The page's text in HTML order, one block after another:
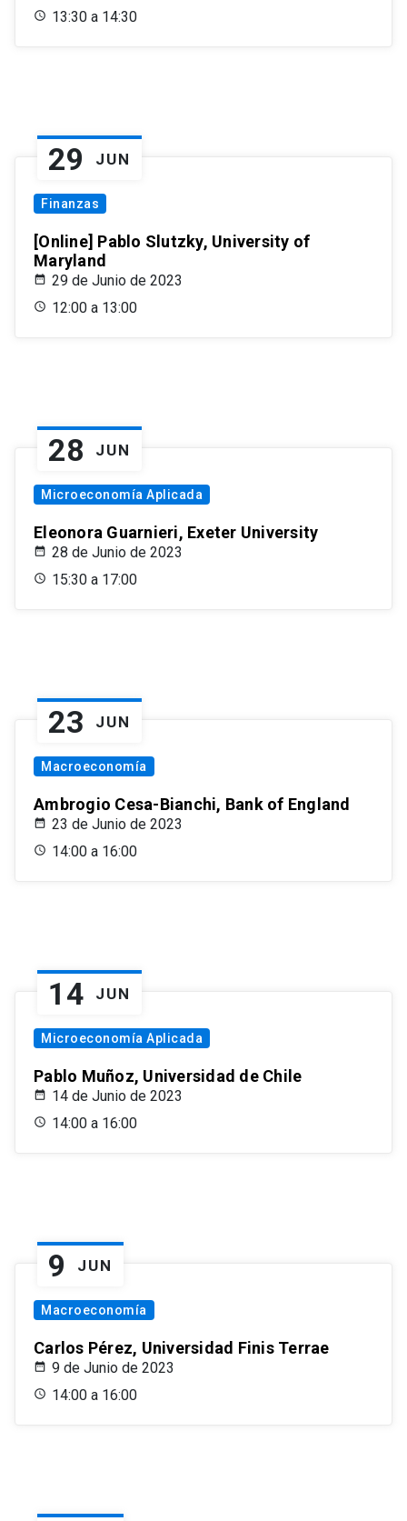
13:30 a 14:30
29 JUN
Finanzas
[Online] Pablo Slutzky, University of
Maryland
29 de Junio de 2023
12:00 a 13:00
28 JUN
Microeconomía Aplicada
Eleonora Guarnieri, Exeter University
28 de Junio de 2023
15:30 a 17:00
23 JUN
Macroeconomía
Ambrogio Cesa-Bianchi, Bank of England
23 de Junio de 2023
14:00 a 16:00
14 JUN
Microeconomía Aplicada
Pablo Muñoz, Universidad de Chile
14 de Junio de 2023
14:00 a 16:00
9 JUN
Macroeconomía
Carlos Pérez, Universidad Finis Terrae
9 de Junio de 2023
14:00 a 16:00